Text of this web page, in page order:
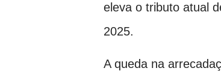
eleva o tributo atual
2025.
A queda na